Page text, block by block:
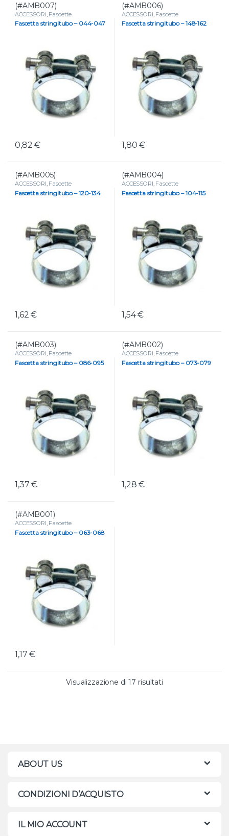
(#AMB007)
ACCESSORI Fascette
Fascetta stringitubo – 044-047
0,82€
(#AMB006)
ACCESSORI Fascette
Fascetta stringitubo – 148-162
1,80€
(#AMB005)
ACCESSORI, Fascette
Fascetta stringitubo – 120-134
1,62€
(#AMB004)
ACCESSORI, Fascette
Fascetta stringitubo – 104-115
1,54€
(#AMB003)
ACCESSORI, Fascette
Fascetta stringitubo – 086-095
1,37€
(#AMB002)
ACCESSORI, Fascette
Fascetta stringitubo – 073-079
1,28€
(#AMB001)
ACCESSORI, Fascette
Fascetta stringitubo – 063-068
1,17€
Visualizzazione di 17 risultatiValutazione media
ABOUT US
CONDIZIONI D’ACQUISTO
IL MIO ACCOUNT